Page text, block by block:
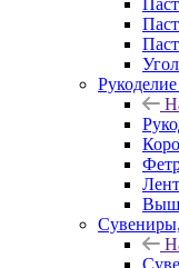
Рукоделие